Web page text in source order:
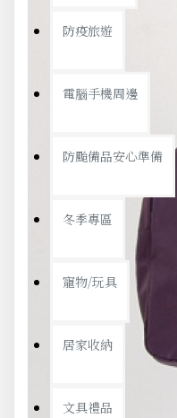
防疫旅遊
電腦手機周邊
防颱備品安心準備
冬季專區
寵物/玩具
居家收納
文具禮品